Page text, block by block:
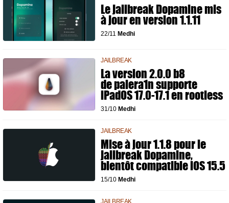
Le jailbreak Dopamine mis
à jour en version 1.1.11
22/11 Medhi
JAILBREAK
La version 2.0.0 b8
de palera1n supporte
iPadOS 17.0-17.1 en rootless
31/10 Medhi
JAILBREAK
Mise à jour 1.1.8 pour le
jailbreak Dopamine,
bientôt compatible iOS 15.5
15/10 Medhi
JAILBREAK